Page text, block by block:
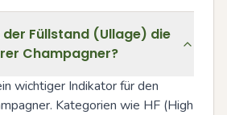
Füllstand (Ullage) die
Champagner?
wichtiger Indikator für den
Kategorien wie HF (High